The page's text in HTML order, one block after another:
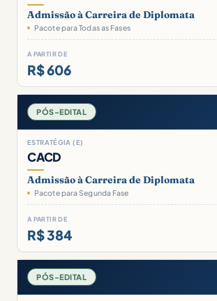
Admissão à Carreira de Diplomata
Pacote para Todas as Fases
A PARTIR DE
R$ 606
PÓS-EDITAL
ESTRATÉGIA (E)
CACD
Admissão à Carreira de Diplomata
Pacote para Segunda Fase
A PARTIR DE
R$ 384
PÓS-EDITAL